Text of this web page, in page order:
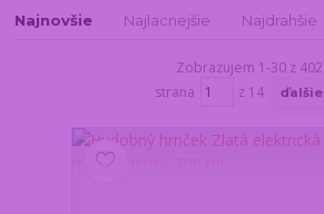
Najnovšie Najlacnejšie Najdrahšie
Zobrazujem 1-30 z 402
strana
z 14 ďalšie